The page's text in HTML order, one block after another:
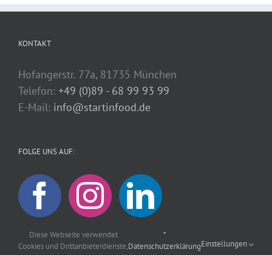
KONTAKT
Hofangerstr. 77a, 81735 München
Telefon: +49 (0)89 - 68 99 93 99
E-Mail: info@startinfood.de
FOLGE UNS AUF:
Diese Webseite verwendet
Cookies und Drittanbieterdienste,
*
DatenschutzerklärungEinstellungen